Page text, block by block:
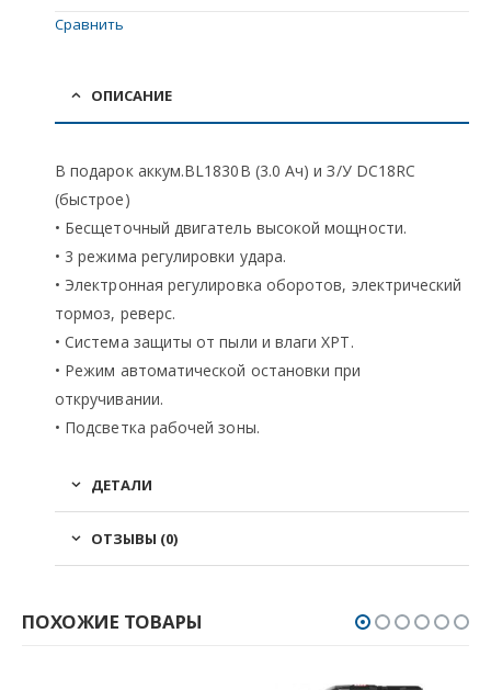
Сравнить
ОПИСАНИЕ
В подарок аккум.BL1830B (3.0 Ач) и З/У DC18RC
(быстрое)
• Бесщеточный двигатель высокой мощности.
• 3 режима регулировки удара.
• Электронная регулировка оборотов, электрический
тормоз, реверс.
• Система защиты от пыли и влаги XPT.
• Режим автоматической остановки при
откручивании.
• Подсветка рабочей зоны.
ДЕТАЛИ
ОТЗЫВЫ (0)
ПОХОЖИЕ ТОВАРЫ